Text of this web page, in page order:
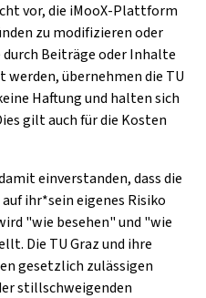
vor, die iMooX-Plattform
zu modifizieren oder
durch Beiträge oder Inhalte
übernehmen die TU
Haftung und halten sich
gilt auch für die Kosten
einverstanden, dass die
ihr*sein eigenes Risiko
"wie besehen" und "wie
Die TU Graz und ihre
gesetzlich zulässigen
stillschweigenden